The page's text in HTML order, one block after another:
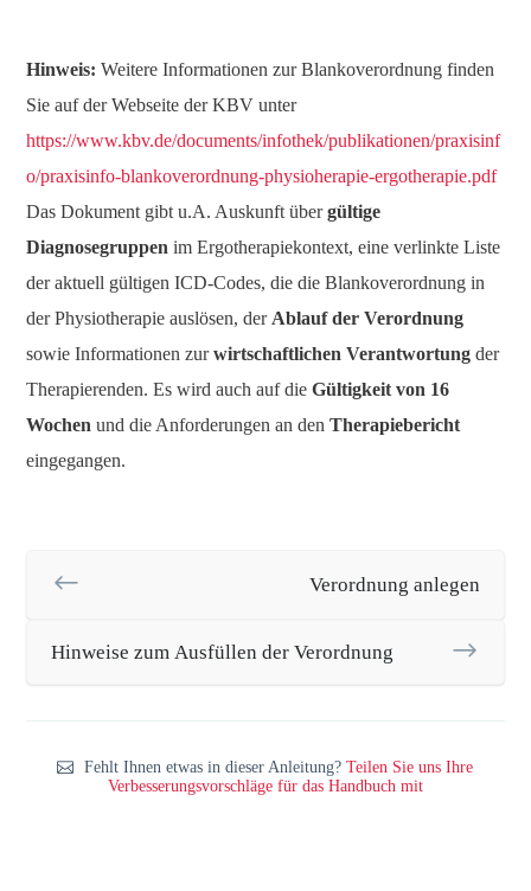
Hinweis: Weitere Informationen zur Blankoverordnung finden
Sie auf der Webseite der KBV unter
https://www.kbv.de/documents/infothek/publikationen/praxisinf
o/praxisinfo-blankoverordnung-physioherapie-ergotherapie.pdf
Das Dokument gibt u.A. Auskunft übergültige
Diagnosegruppen im Ergotherapiekontext, eine verlinkte Liste
der aktuell gültigen ICD-Codes, die die Blankoverordnung in
der Physiotherapie auslösen, der Ablauf der Verordnung
sowie Informationen zurwirtschaftlichen Verantwortung der
Therapierenden. Es wird auch auf die Gültigkeit von 16
Wochen und die Anforderungen an den Therapiebericht
eingegangen.
Verordnung anlegen
Hinweise zum Ausfüllen der Verordnung
Fehlt Ihnen etwas in dieser Anleitung?Teilen Sie uns Ihre
Verbesserungsvorschläge für das Handbuch mit